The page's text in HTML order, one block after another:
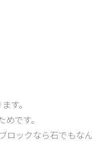
す。
です。
ックなら石でもなん